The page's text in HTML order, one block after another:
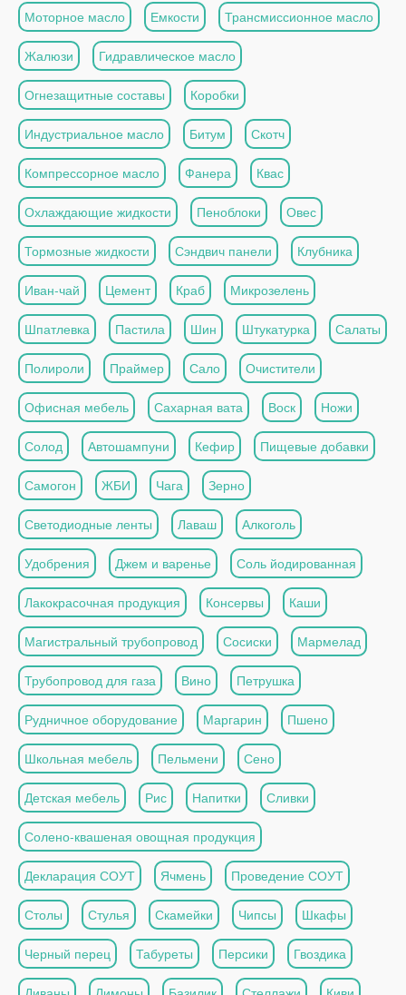
Моторное масло Емкости Трансмиссионное масло
Жалюзи Гидравлическое масло
Огнезащитные составы Коробки
Индустриальное масло Битум Скотч
Компрессорное масло Фанера Квас
Охлаждающие жидкости Пеноблоки Овес
Тормозные жидкости Сэндвич панели Клубника
Иван-чай Цемент Краб Микрозелень
Шпатлевка Пастила Шин Штукатурка Салаты
Полироли Праймер Сало Очистители
Офисная мебель Сахарная вата Воск Ножи
Солод Автошампуни Кефир Пищевые добавки
Самогон ЖБИ Чага Зерно
Светодиодные ленты Лаваш Алкоголь
Удобрения Джем и варенье Соль йодированная
Лакокрасочная продукция Консервы Каши
Магистральный трубопровод Сосиски Мармелад
Трубопровод для газа Вино Петрушка
Рудничное оборудование Маргарин Пшено
Школьная мебель Пельмени Сено
Детская мебель Рис Напитки Сливки
Солено-квашеная овощная продукция
Декларация СОУТ Ячмень Проведение СОУТ
Столы Стулья Скамейки Чипсы Шкафы
Черный перец Табуреты Персики Гвоздика